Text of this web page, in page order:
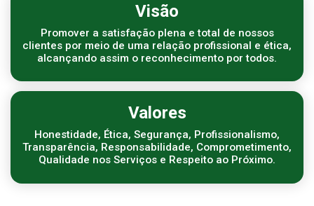
Visão
Promover a satisfação plena e total de nossos
clientes por meio de uma relação profissional e ética,
alcançando assim o reconhecimento por todos.
Valores
Honestidade, Ética, Segurança, Profissionalismo,
Transparência, Responsabilidade, Comprometimento,
Qualidade nos Serviços e Respeito ao Próximo.